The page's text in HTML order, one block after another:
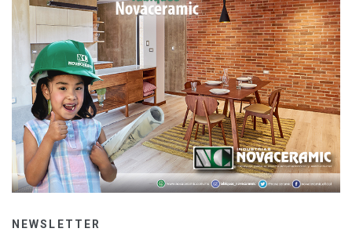
NEWSLETTER